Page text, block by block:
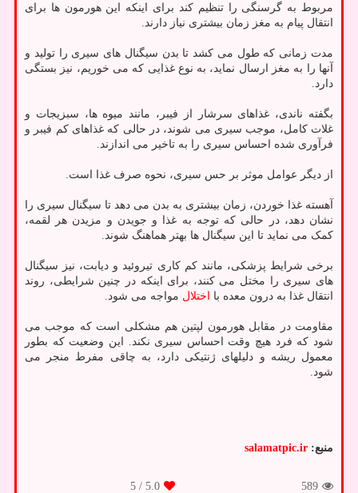
مربوط به گرسنگی را تنظیم کند برای اینکه این هورمون ها برای
انتقال پیام به مغز زمان بیشتری نیاز دارند.
مدت زمانی که طول می کشد تا بدن سیگنال های سیری را تولید و
آنها را به مغز ارسال نماید، به نوع غذایی که می خوریم، نیز بستگی
دارد.
بگفته ناندی، غذاهای سرشار از فیبر، مانند میوه ها، سبزیجات و
غلات کامل، موجب سیری می شوند، در حالی که غذاهای کم فیبر و
فرآوری شده احساس سیری را به تاخیر می اندازند.
از دیگر عوامل موثر بر حس سیری، نحوه صرف غذا است.
آهسته غذا خوردن، زمان بیشتری به بدن می دهد تا سیگنال سیری را
نشان دهد، در حالی که توجه به غذا و جویدن و مزیدن هر لقمه،
کمک می نماید تا این سیگنال ها بهتر هماهنگ شوند.
برخی شرایط پزشکی، مانند کم کاری تیروئید و دیابت، نیز سیگنال
های سیری را مختل می کنند، برای اینکه در چنین شرایطی، روند
انتقال غذا به درون معده با اختلال مواجه می شود.
مقاومت در مقابل هورمون لپتین هم مشکلی است که موجب می
شود که فرد هیچ وقت احساس سیری نکند. این وضعیت که بطور
معمول ریشه و دلیلهای ژنتیکی دارد، به چاقی مفرط منجر می
شود.
منبع: salamatpic.ir
589
5.0
/ 5